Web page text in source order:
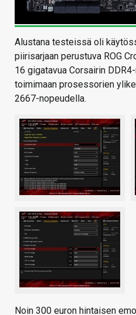
Alustana testeissä oli
piirisarjaan perustuva ROG
16 gigatavua Corsairin
toimimaan prosessorien
2667-nopeudella.
Noin 300 euron hintaisen